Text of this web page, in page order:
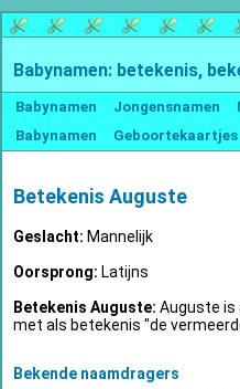
Babynamen: betekenis,
Babynamen Jongensnamen
Babynamen
Geboortekaartjes
Betekenis Auguste
Geslacht: Mannelijk
Oorsprong: Latijns
Betekenis Auguste: Auguste is
met als betekenis "de
Bekende naamdragers